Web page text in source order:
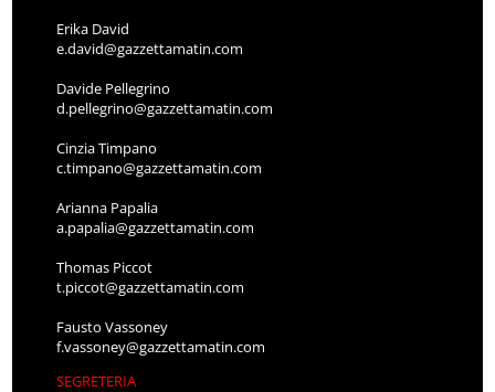
Erika David
e.david@gazzettamatin.com
Davide Pellegrino
d.pellegrino@gazzettamatin.com
Cinzia Timpano
c.timpano@gazzettamatin.com
Arianna Papalia
a.papalia@gazzettamatin.com
Thomas Piccot
t.piccot@gazzettamatin.com
Fausto Vassoney
f.vassoney@gazzettamatin.com
SEGRETERIA